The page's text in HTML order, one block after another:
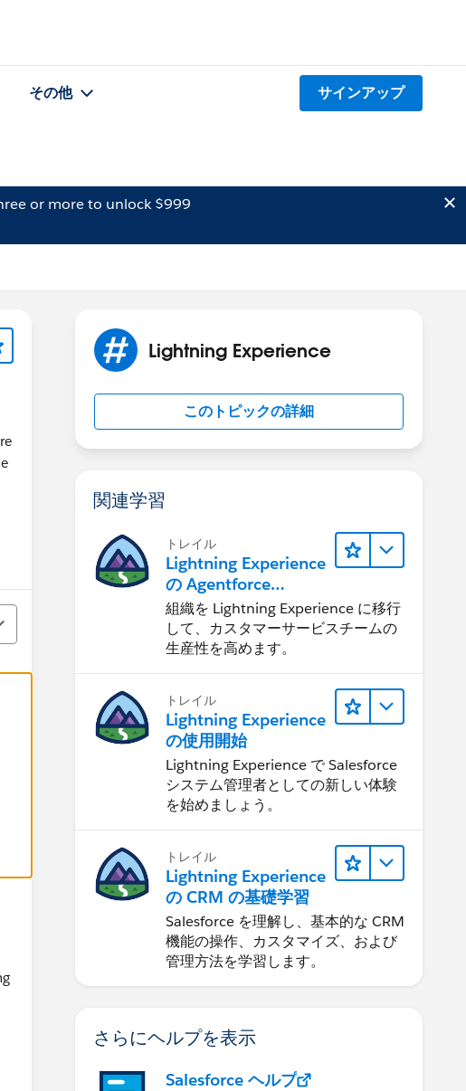
その他 サインアップ
or more to unlock $999
Lightning Experience
このトピックの詳細
関連学習
トレイル
Lightning Experience
の Agentforce
Service 入門
組織を Lightning Experience に移行
して、カスタマーサービスチームの
生産性を高めます。
トレイル
Lightning Experience
の使用開始
Lightning Experience で Salesforce
システム管理者としての新しい体験
を始めましょう。
トレイル
Lightning Experience
の CRM の基礎学習
Salesforce を理解し、基本的な CRM
機能の操作、カスタマイズ、および
管理方法を学習します。
さらにヘルプを表示
Salesforce ヘルプ